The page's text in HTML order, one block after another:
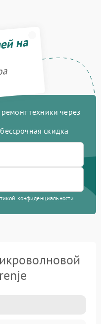
на
техники через
скидка
конфиденциальности